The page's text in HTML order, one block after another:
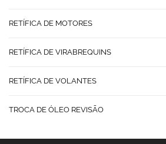
RETÍFICA DE MOTORES
RETÍFICA DE VIRABREQUINS
RETÍFICA DE VOLANTES
TROCA DE ÓLEO REVISÃO